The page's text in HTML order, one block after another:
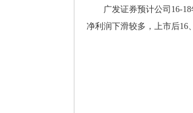
广发证券预计公司16-
净利润下滑较多，上市后16